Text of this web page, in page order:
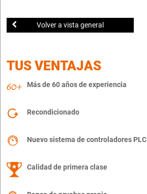
Volver a vista general
TUS VENTAJAS
Más de 60 años de experiencia
Recondicionado
Nuevo sistema de controladores PLC
Calidad de primera clase